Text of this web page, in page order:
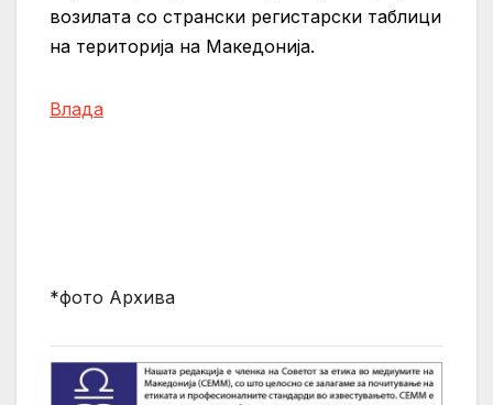
возилата со странски регистарски таблици
на територија на Македонија.
Влада
*фото Архива